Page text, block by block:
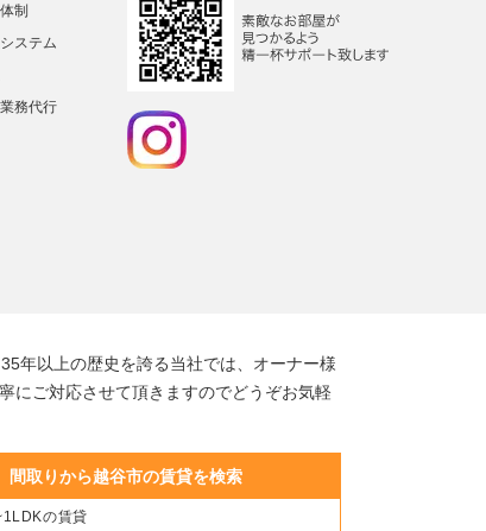
制
ステム
務代行
年以上の歴史を誇る当社では、オーナー様
にご対応させて頂きますのでどうぞお気軽
間取りから越谷市の賃貸を検索
の賃貸